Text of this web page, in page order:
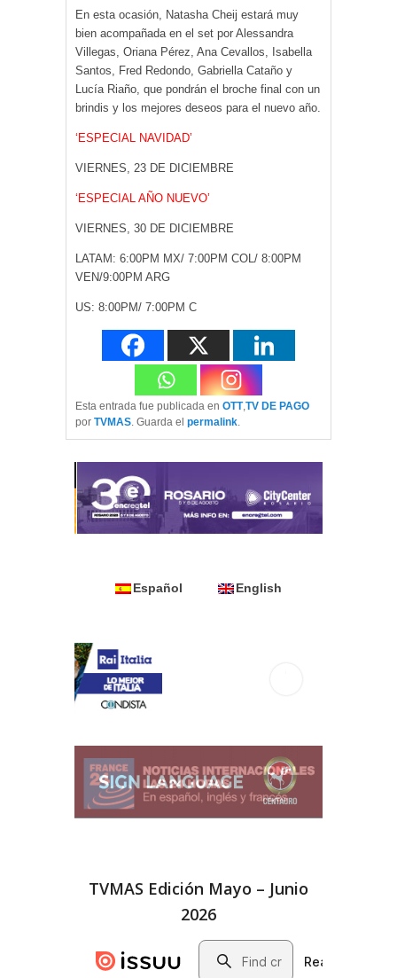
En esta ocasión, Natasha Cheij estará muy
bien acompañada en el set por Alessandra
Villegas, Oriana Pérez, Ana Cevallos, Isabella
Santos, Fred Redondo, Gabriella Cataño y
Lucía Riaño, que pondrán el broche final con un
brindis y los mejores deseos para el nuevo año.
‘ESPECIAL NAVIDAD’
VIERNES, 23 DE DICIEMBRE
‘ESPECIAL AÑO NUEVO’
VIERNES, 30 DE DICIEMBRE
LATAM: 6:00PM MX/ 7:00PM COL/ 8:00PM
VEN/9:00PM ARG
US: 8:00PM/ 7:00PM C
Esta entrada fue publicada en OTT,TV DE PAGO
por TVMAS. Guarda el permalink.
Español English
TVMAS Edición Mayo – Junio
2026